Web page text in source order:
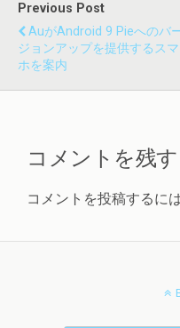
Previous Post
AuがAndroid 9 Pieへのバ
ジョンアップを提供するスマ
ホを案内
コメントを残す
コメントを投稿するに